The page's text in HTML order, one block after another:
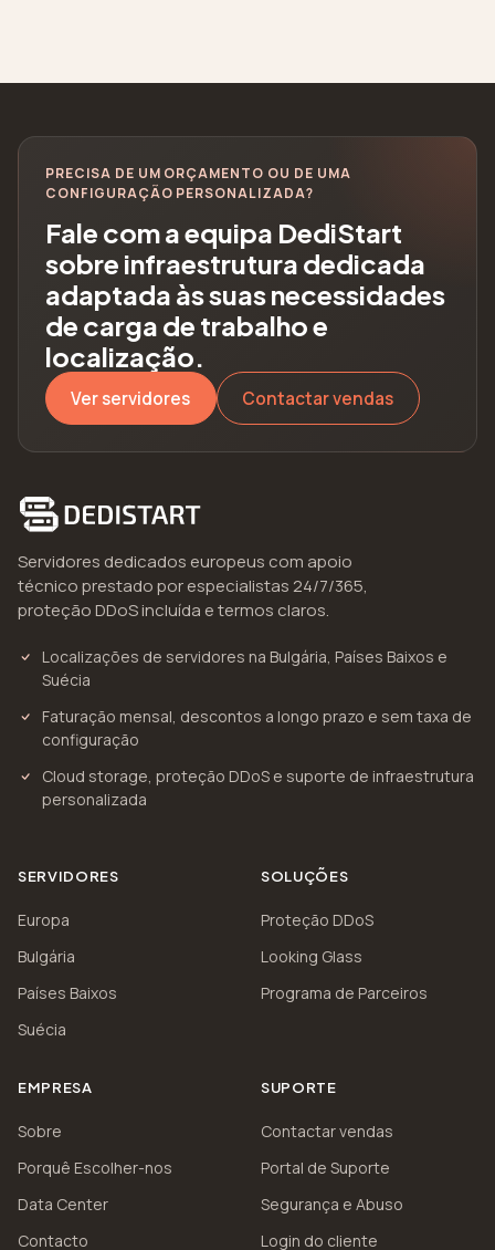
PRECISA DE UM ORÇAMENTO OU DE UMA
CONFIGURAÇÃO PERSONALIZADA?
Fale com a equipa DediStart
sobre infraestrutura dedicada
adaptada às suas necessidades
de carga de trabalho e
localização.
Ver servidores Contactar vendas
Servidores dedicados europeus com apoio
técnico prestado por especialistas 24/7/365,
proteção DDoS incluída e termos claros.
Localizações de servidores na Bulgária, Países Baixos e
Suécia
Faturação mensal, descontos a longo prazo e sem taxa de
configuração
Cloud storage, proteção DDoS e suporte de infraestrutura
personalizada
SERVIDORES
Europa
Bulgária
Países Baixos
Suécia
SOLUÇÕES
Proteção DDoS
Looking Glass
Programa de Parceiros
EMPRESA
Sobre
Porquê Escolher-nos
Data Center
Contacto
SUPORTE
Contactar vendas
Portal de Suporte
Segurança e Abuso
Login do cliente